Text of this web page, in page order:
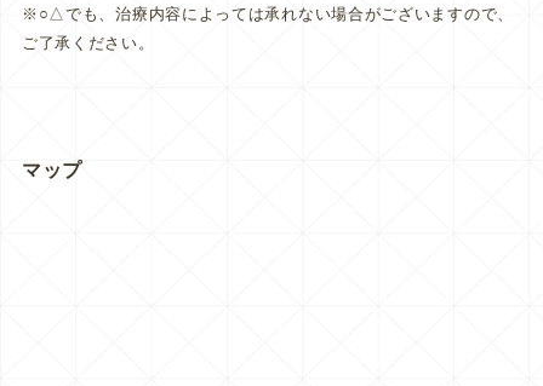
※○△でも、治療内容によっては承れない場合がございますので、
ご了承ください。
マップ